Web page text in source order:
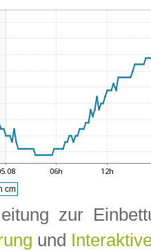
zur
und